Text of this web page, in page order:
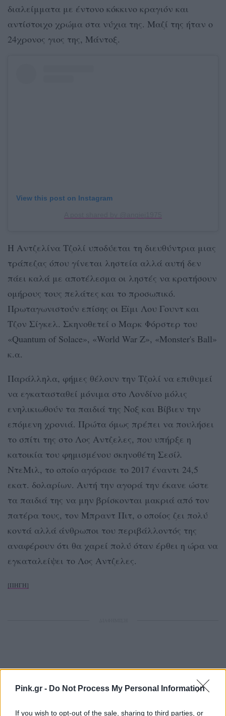
Pink.gr - Do Not Process My Personal Information
If you wish to opt-out of the sale, sharing to third parties, or
διαλείμματα με έντονο κόκκινο κραγιόν και
αντίστοιχο χρώμα στα νύχια της. Μαζί της ήταν ο
24χρονος γιος της, Μάντοξ.
View this post on Instagram
Η Αντζελίνα Τζολί υποδύεται τη διευθύντρια μιας
τράπεζας όπου γίνεται ληστεία αλλά αυτή δεν
πάει καλά με αποτέλεσμα οι ληστές να κρατήσουν
ομήρους τους πελάτες και το προσωπικό.
Πρωταγωνιστούν επίσης οι Εϊμι Λου Γουντ και
Τζον Σίγκελ. Σκηνοθετεί ο Μαρκ Φόρστερ του
«Quantum of Solace», «World War Z», «Monster's Ball»
κ.α.
Παράλληλα, φήμες θέλουν την Τζολί να επιθυμεί
να εγκατασταθεί μόνιμα στο Λονδίνο μόλις
ενηλικιωθούν τα παιδιά της Νοξ και Βίβιεν την
επόμενη χρονιά. Πρώτα όμως πρέπει να πουλήσει
το σπίτι της στο Λος Αντζελες, που υπήρξε η
κατοικία του φημισμένου σκηνοθέτη Σεσίλ
ΝτεΜιλ, το οποίο αγόρασε το 2017 έναντι 24,5
εκατ. δολαρίων. Αυτή την αγορά την έκανε ώστε
τα παιδιά της να μην βρίσκονται μακριά από τον
πατέρα τους, τον Μπραντ Πιτ, ο οποίος ζει πολύ
κοντά αλλά άνθρωποι του περιβάλλοντός της
αναφέρουν ότι θα χαρεί πολύ όταν έρθει η ώρα να
εγκαταλείψει το Λος Αντζελες.
[ΠΗΓΗ]